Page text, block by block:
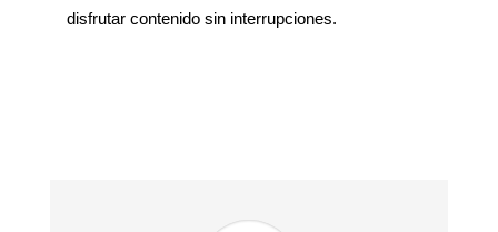
disfrutar contenido sin interrupciones.